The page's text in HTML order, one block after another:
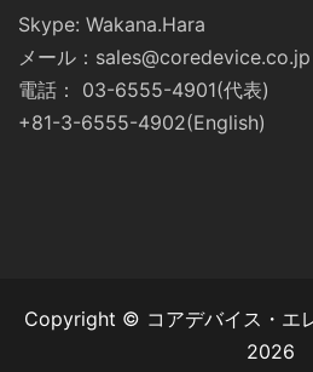
Skype: Wakana.Hara
メール：sales@coredevice.co.jp
電話： 03-6555-4901(代表)
+81-3-6555-4902(English)
Copyright © コアデバイス・エ
2026